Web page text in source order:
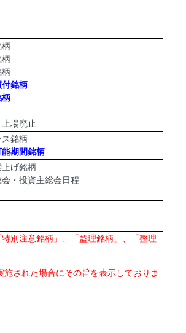
銘柄
柄
上場廃止
銘柄
期間銘柄
げ銘柄
・投資主総会日程
別注意銘柄」、「監理銘柄」、「整理
された場合にその旨を表示しておりま